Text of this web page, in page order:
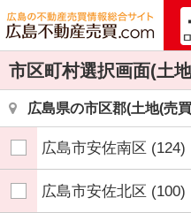
市区町村選択画面(土
広島県の市区郡(土地(売
広島市安佐南区 (124)
広島市安佐北区 (100)